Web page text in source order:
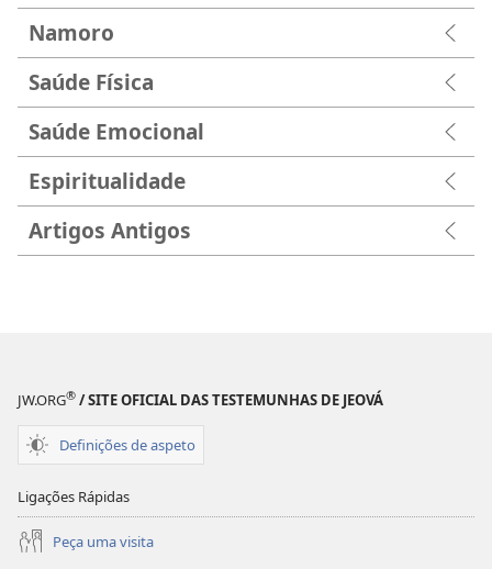
Namoro
Saúde Física
Saúde Emocional
Espiritualidade
Artigos Antigos
JW.ORG® / SITE OFICIAL DAS TESTEMUNHAS DE JEOVÁ
Definições de aspeto
Ligações Rápidas
Peça uma visita